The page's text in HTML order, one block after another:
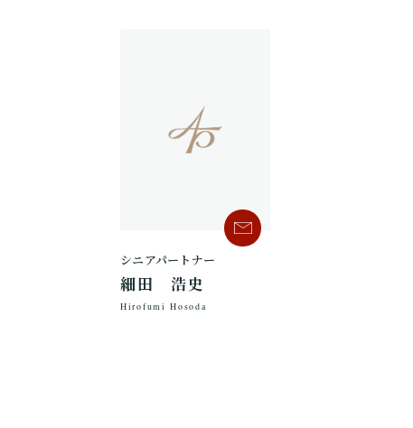
シニアパートナー
細田 浩史
Hirofumi Hosoda